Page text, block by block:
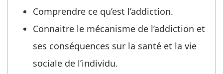
Comprendre ce qu’est l’addiction.
Connaitre le mécanisme de l’addiction et
ses conséquences sur la santé et la vie
sociale de l’individu.